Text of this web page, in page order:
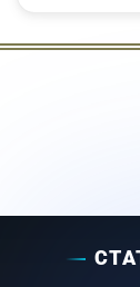
Гарантия